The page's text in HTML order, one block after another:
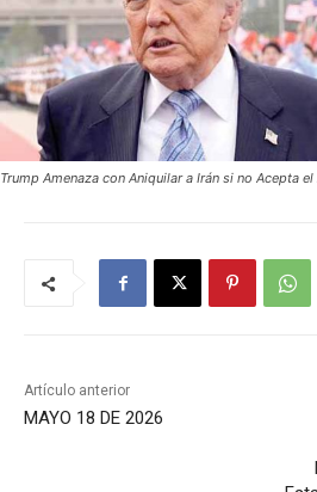
Trump Amenaza con Aniquilar a Irán si no Acepta
Artículo anterior
MAYO 18 DE 2026